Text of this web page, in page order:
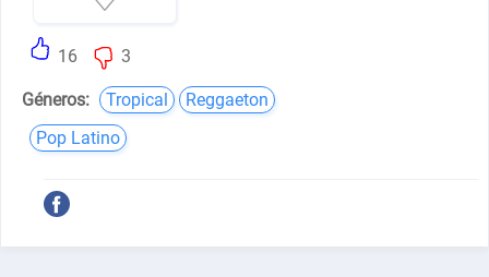
16 3
Géneros: Tropical
Reggaeton
Pop Latino